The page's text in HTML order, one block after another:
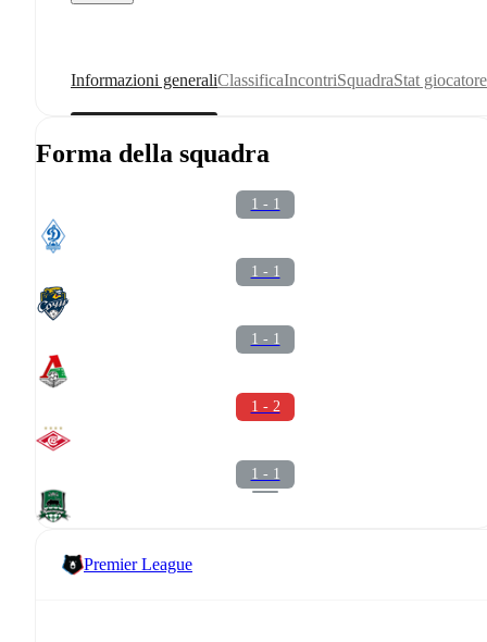
Informazioni generaliClassificaIncontriSquadraStat giocatore
Forma della squadra
1 - 1
1 - 1
1 - 1
1 - 2
1 - 1
Premier League